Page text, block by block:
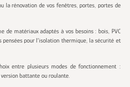
la rénovation de vos fenêtres, portes, portes de
de matériaux adaptés à vos besoins : bois, PVC
pour l’isolation thermique, la sécurité et
entre plusieurs modes de fonctionnement :
battante ou roulante.